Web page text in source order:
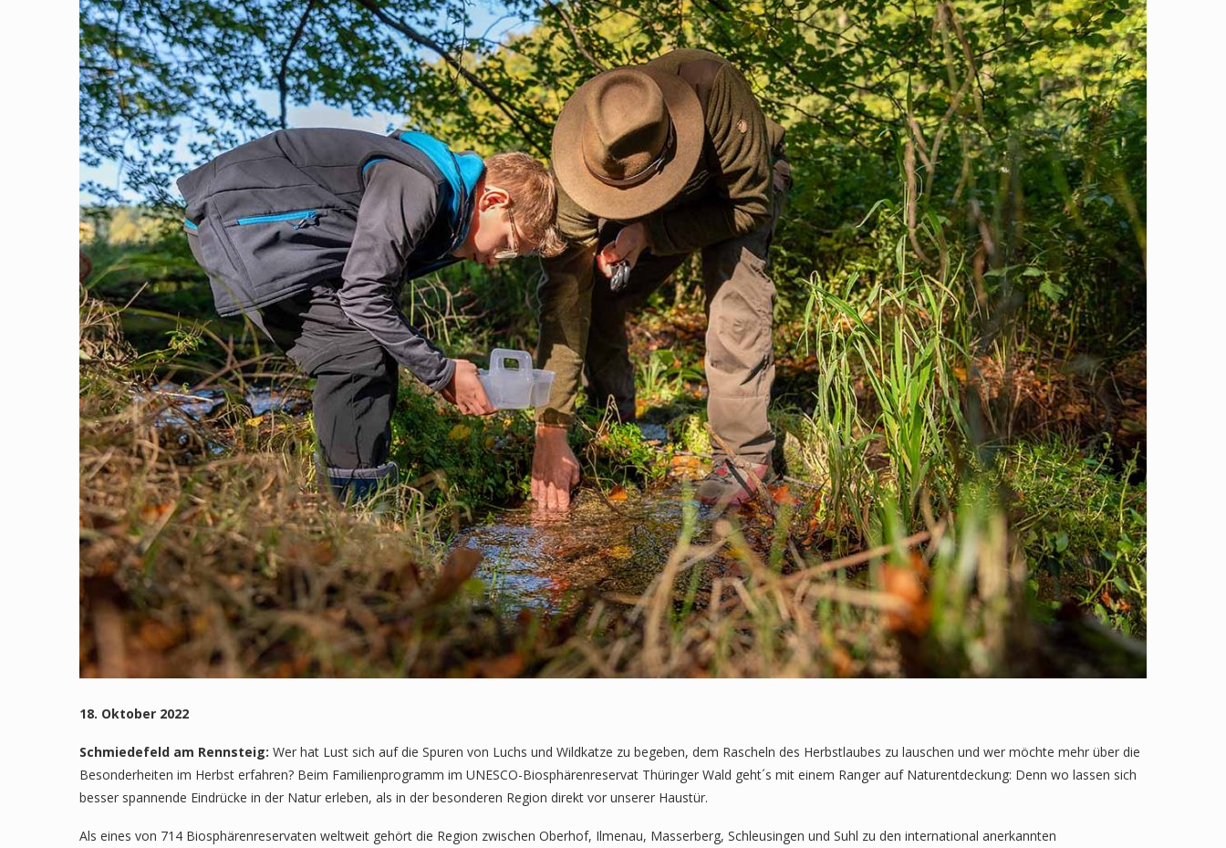
18. Oktober 2022
Schmiedefeld am Rennsteig: Wer hat Lust sich auf die Spuren von Luchs und Wildkatze zu begeben, dem Rascheln des Herbstlaubes zu lauschen und wer möchte mehr über die
Besonderheiten im Herbst erfahren? Beim Familienprogramm im UNESCO-Biosphärenreservat Thüringer Wald geht´s mit einem Ranger auf Naturentdeckung: Denn wo lassen sich
besser spannende Eindrücke in der Natur erleben, als in der besonderen Region direkt vor unserer Haustür.
Als eines von 714 Biosphärenreservaten weltweit gehört die Region zwischen Oberhof, Ilmenau, Masserberg, Schleusingen und Suhl zu den international anerkannten